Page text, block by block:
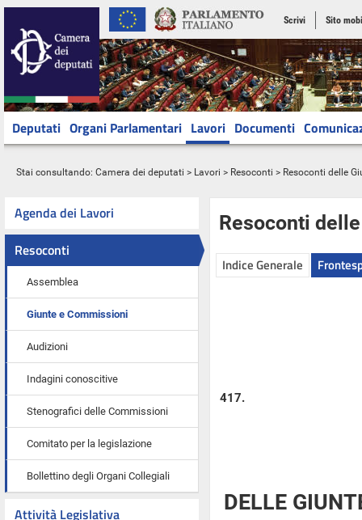
Scrivi Sito
Deputati Organi Parlamentari Lavori Documenti
Stai consultando: Camera dei deputati > Lavori > Resoconti > Resoconti delle
Agenda dei Lavori
Resoconti
Assemblea
Giunte e Commissioni
Audizioni
Indagini conoscitive
Stenografici delle Commissioni
Comitato per la legislazione
Bollettino degli Organi Collegiali
Attività Legislativa
Resoconti
Indice Generale
417.
DELLE